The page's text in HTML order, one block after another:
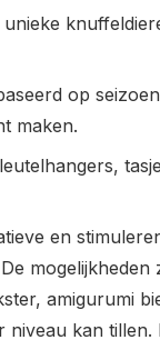
unieke
op
maken.
en
amigurumi
kan